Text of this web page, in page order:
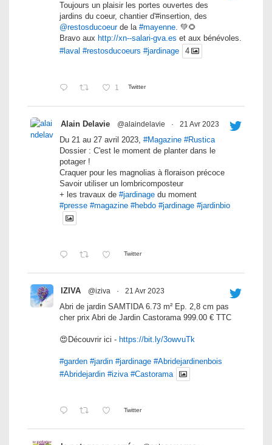
Toujours un plaisir les portes ouvertes des
jardins du coeur, chantier d'#insertion, des
@restosducoeurde la #mayenne. 💚🌻
Bravo aux http://xn--salari-gva.es et aux bénévoles.
#laval #restosducoeurs #jardinage 4
1 Twitter
Alain Delavie @alaindelavie · 21 Avr 2023
Du 21 au 27 avril 2023, #Magazine #Rustica
Dossier : C'est le moment de planter dans le
potager !
Craquer pour les magnolias à floraison précoce
Savoir utiliser un lombricomposteur
+ les travaux de #jardinage du moment
#presse #magazine #hebdo #jardinage #jardinbio
Twitter
IZIVA @iziva · 21 Avr 2023
Abri de jardin SAMTIDA 6.73 m² Ep. 2,8 cm pas
cher prix Abri de Jardin Castorama 999.00 € TTC
😍Découvrir ici - https://bit.ly/3owvuTk
#garden #jardin #jardinage #Abridejardinenbois
#Abridejardin #iziva #Castorama
Twitter